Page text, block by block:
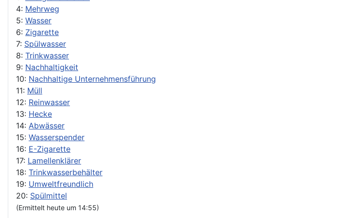
4: Mehrweg
5: Wasser
6: Zigarette
7: Spülwasser
8: Trinkwasser
9: Nachhaltigkeit
10: Nachhaltige Unternehmensführung
11: Müll
12: Reinwasser
13: Hecke
14: Abwässer
15: Wasserspender
16: E-Zigarette
17: Lamellenklärer
18: Trinkwasserbehälter
19: Umweltfreundlich
20: Spülmittel
(Ermittelt heute um 14:55)